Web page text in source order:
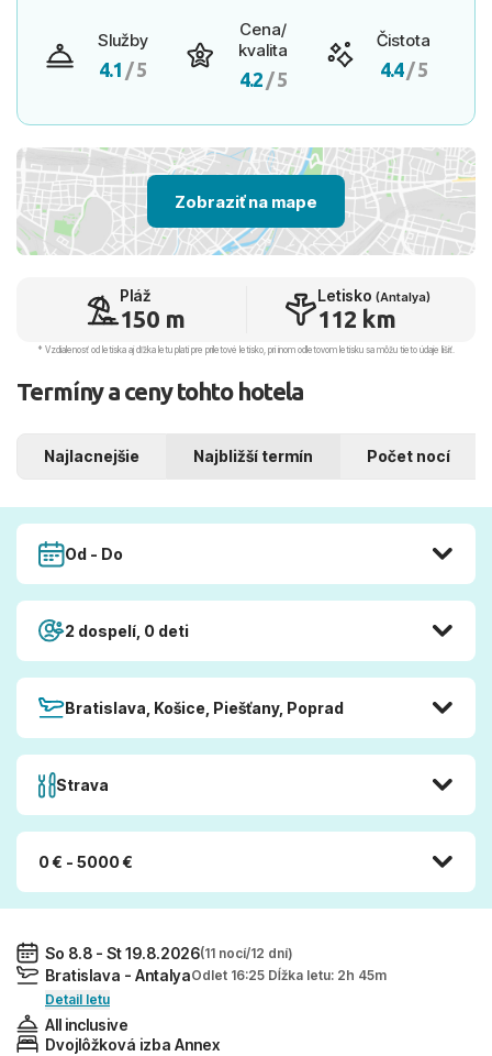
Služby
4.1 / 5
Cena/
kvalita
4.2 / 5
Čistota
4.4/ 5
Zobraziť na mape
Pláž
150 m
Letisko (Antalya)
112 km
* Vzdialenosť od letiska aj dľžka letu platí pre príletové letisko, pri inom odletovom letisku sa môžu tieto údaje líšiť.
Termíny a ceny tohto hotela
Najlacnejšie Najbližší termín Počet nocí
Od - Do
2 dospelí, 0 deti
Bratislava, Košice, Piešťany, Poprad
Strava
0 € - 5000 €
So 8.8 - St 19.8.2026(11 nocí/12 dní)
Bratislava - AntalyaOdlet 16:25 Dĺžka letu: 2h 45m
Detail letu
All inclusive
Dvojlôžková izba Annex